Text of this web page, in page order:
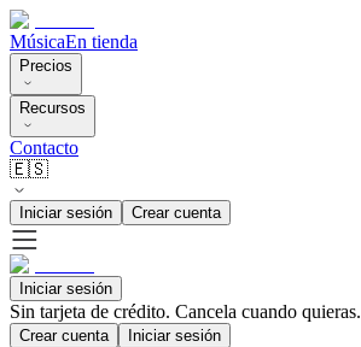
MúsicaEn tienda
Precios
Recursos
Contacto
🇪🇸
Iniciar sesión Crear cuenta
Iniciar sesión
Sin tarjeta de crédito. Cancela cuando quieras.
Crear cuenta Iniciar sesión